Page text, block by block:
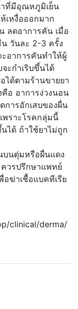
ำที่มีอุณหภูมิเย็น
เหงื่อออกมาก
ดอาการคัน เมื่อ
วันละ 2-3 ครั้ง
ะอาการคันทำให้ผู้
ะกำเริบขึ้นได้
ได้ตามร้านขายยา
อ อาการง่วงนอน
รอักเสบของผื่น
พราะโรคกลุ่มนี้
ได้ ถ้าใช้ยาไม่ถูก
ตุ่มหรือผื่นแดง
วรปรึกษาแพทย์
อฆ่าเชื้อแบคทีเรีย
clinical/derma/